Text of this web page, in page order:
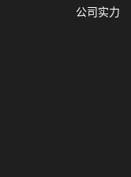
公司实力